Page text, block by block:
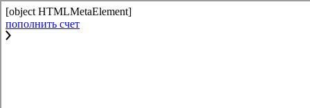
[object HTMLMetaElement]
пополнить счет